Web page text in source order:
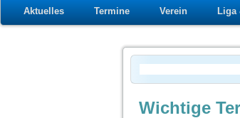
Aktuelles Termine Verein Liga
Wichtige